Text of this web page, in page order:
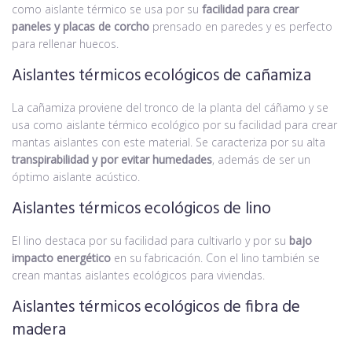
como aislante térmico se usa por su facilidad para crear
paneles y placas de corcho prensado en paredes y es perfecto
para rellenar huecos.
Aislantes térmicos ecológicos de cañamiza
La cañamiza proviene del tronco de la planta del cáñamo y se
usa como aislante térmico ecológico por su facilidad para crear
mantas aislantes con este material. Se caracteriza por su alta
transpirabilidad y por evitar humedades, además de ser un
óptimo aislante acústico.
Aislantes térmicos ecológicos de lino
El lino destaca por su facilidad para cultivarlo y por su bajo
impacto energético en su fabricación. Con el lino también se
crean mantas aislantes ecológicos para viviendas.
Aislantes térmicos ecológicos de fibra de
madera